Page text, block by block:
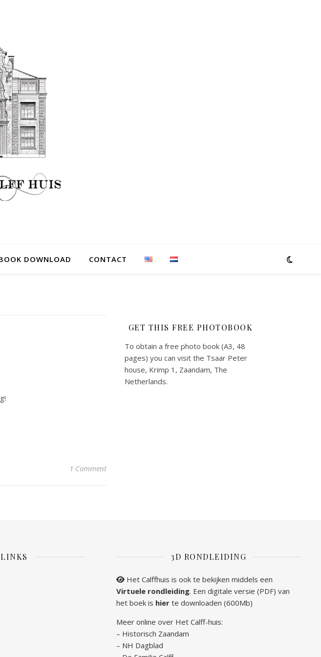
DOWNLOAD CONTACT
1 Comment
GET THIS FREE PHOTOBOOK
To obtain a free photo book (A3, 48
pages) you can visit the Tsaar Peter
house, Krimp 1, Zaandam, The
Netherlands.
3D RONDLEIDING
Het Calffhuis is ook te bekijken middels een
Virtuele rondleiding. Een digitale versie (PDF) van
het boek is hierte downloaden (600Mb)
Meer online over Het Calff-huis:
– Historisch Zaandam
– NH Dagblad